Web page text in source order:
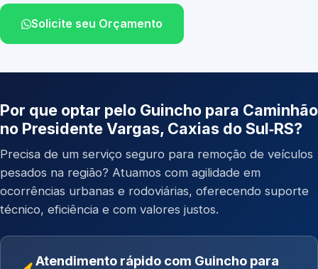
Solicite seu Orçamento
Por que optar pelo Guincho para Caminhão
no Presidente Vargas, Caxias do Sul‑RS?
Precisa de um serviço seguro para remoção de veículos
pesados na região? Atuamos com agilidade em
ocorrências urbanas e rodoviárias, oferecendo suporte
técnico, eficiência e com valores justos.
Atendimento rápido com Guincho para